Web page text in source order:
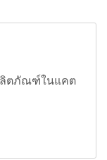
ลิตภัณฑ์ในแคต